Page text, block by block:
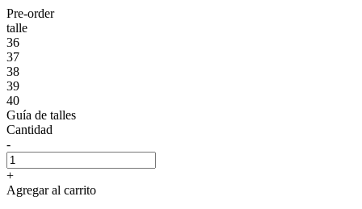
Pre-order
talle
36
37
38
39
40
Guía de talles
Cantidad
-
+
Agregar al carrito